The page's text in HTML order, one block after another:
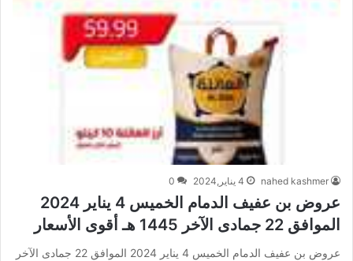
nahed kashmer 4 يناير,2024 0
عروض بن عفيف الدمام الخميس 4 يناير 2024
الموافق 22 جمادى الآخر 1445 هـ أقوى الأسعار
عروض بن عفيف الدمام الخميس 4 يناير 2024 الموافق 22 جمادى الآخر